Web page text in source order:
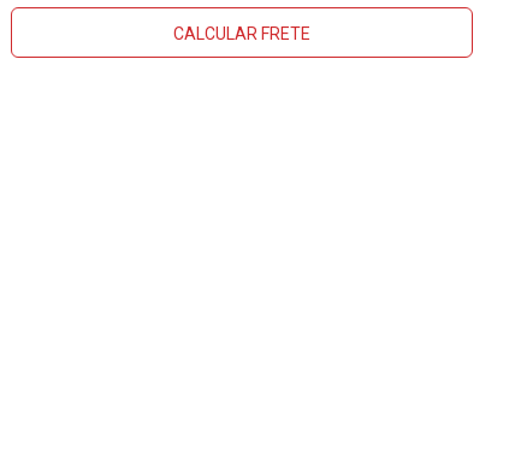
CALCULAR FRETE